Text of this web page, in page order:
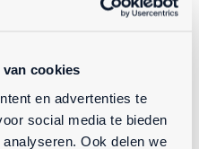
cookies
en advertenties te
social media te bieden
Ook delen we
in zijn klasse
ideaal voor